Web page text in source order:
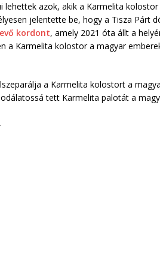
lehettek azok, akik a Karmelita
jelentette be, hogy a Tisza Párt
kordont, amely 2021 óta állt a
a Karmelita kolostor a magyar
a Karmelita kolostort a
tett Karmelita palotát a